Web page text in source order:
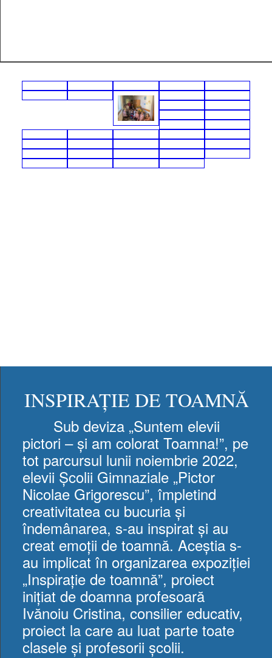
INSPIRAȚIE DE TOAMNĂ
Sub deviza „Suntem elevii
pictori – și am colorat Toamna!”, pe
tot parcursul lunii noiembrie 2022,
elevii Școlii Gimnaziale „Pictor
Nicolae Grigorescu”, împletind
creativitatea cu bucuria și
îndemânarea, s-au inspirat și au
creat emoții de toamnă. Aceștia s-
au implicat în organizarea expoziției
„Inspirație de toamnă”, proiect
inițiat de doamna profesoară
Ivănoiu Cristina, consilier educativ,
proiect la care au luat parte toate
clasele și profesorii școlii.